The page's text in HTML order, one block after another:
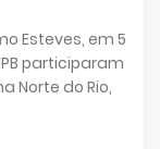
Esteves, em 5
participaram
Norte do Rio,